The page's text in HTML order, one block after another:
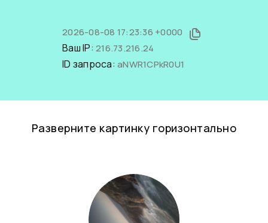
2026-08-08 17:23:36 +0000
Ваш IP: 216.73.216.24
ID запроса: aNWR1CPkR0U1
Разверните картинку горизонтально